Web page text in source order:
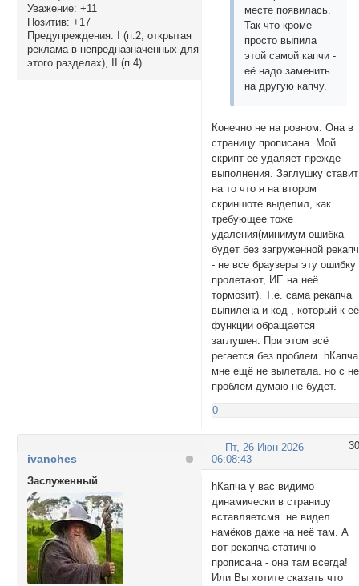
Уважение: +11
Позитив: +17
Предупреждения: I (п.2, открытая
реклама в непредназначенных для
этого разделах), II (п.4)
месте появилась.
Так что кроме
просто выпила
этой самой капчи -
её надо заменить
на другую капчу.
Конечно не на ровном. Она в
страницу прописана. Мой
скрипт её удаляет прежде
выполнения. Заглушку ставит
на то что я на втором
скриншоте выделил, как
требующее тоже
удаления(минимум ошибка
будет без загруженной
- не все браузеры эту ошибку
пролетают, ИЕ на неё
тормозит). Т.е. сама рекапча
выпилена и код , который к её
функции обращается
заглушен. При этом всё
регается без проблем. hКапча
мне ещё не вылетала. но с
проблем думаю не будет.
0
30
Пт, 26 Июн 2026
06:08:43
ivanches
Заслуженный
hКапча у вас видимо
динамически в страницу
вставляетсмя. не видел
намёков даже на неё там. А
вот рекапча статично
прописана - она там всегда!
Или Вы хотите сказать что